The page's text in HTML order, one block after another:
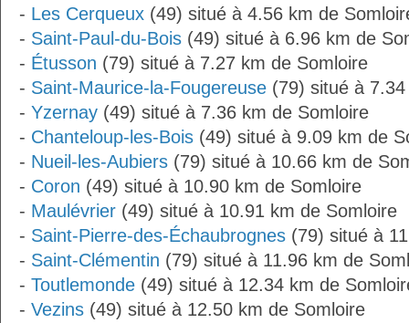
- Les Cerqueux (49) situé à 4.56 km de
- Saint-Paul-du-Bois (49) situé à 6.96 km de
- Étusson (79) situé à 7.27 km de Somloire
- Saint-Maurice-la-Fougereuse (79) situé à
- Yzernay (49) situé à 7.36 km de Somloire
- Chanteloup-les-Bois (49) situé à 9.09 km de
- Nueil-les-Aubiers (79) situé à 10.66 km de
- Coron (49) situé à 10.90 km de Somloire
- Maulévrier (49) situé à 10.91 km de Somloire
- Saint-Pierre-des-Échaubrognes (79) situé à
- Saint-Clémentin (79) situé à 11.96 km de
- Toutlemonde (49) situé à 12.34 km de
- Vezins (49) situé à 12.50 km de Somloire